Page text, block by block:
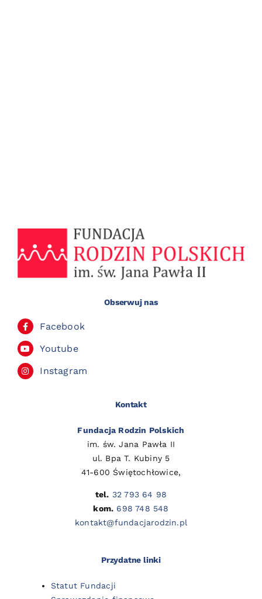
Obserwuj nas
Facebook
Youtube
Instagram
Kontakt
Fundacja Rodzin Polskich
im. św. Jana Pawła II
ul. Bpa T. Kubiny 5
41-600 Świętochłowice,
tel. 32 793 64 98
kom. 698 748 548
kontakt@fundacjarodzin.pl
Przydatne linki
Statut Fundacji